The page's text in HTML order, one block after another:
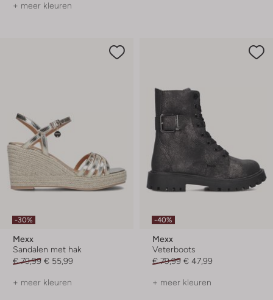
+ meer kleuren
-30%
Mexx
Sandalen met hak
€ 79,99 € 55,99
+ meer kleuren
-40%
Mexx
Veterboots
€ 79,99 € 47,99
+ meer kleuren